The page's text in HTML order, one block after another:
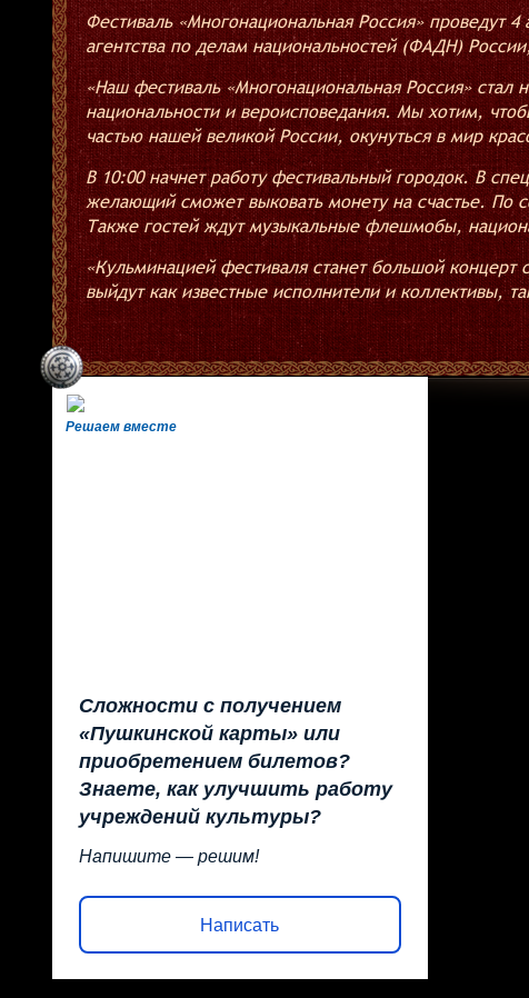
Фестиваль «Многонациональная Россия»
агентства по делам национальностей (ФАДН)
«Наш фестиваль «Многонациональная Россия»
национальности и вероисповедания. Мы хотим,
частью нашей великой России, окунуться в мир
В 10:00 начнет работу фестивальный городок. В
желающий сможет выковать монету на счастье. По
Также гостей ждут музыкальные флешмобы,
«Кульминацией фестиваля станет большой
выйдут как известные исполнители и коллективы,
Решаем вместе
Сложности с получением
«Пушкинской карты» или
приобретением билетов?
Знаете, как улучшить работу
учреждений культуры?
Напишите — решим!
Написать